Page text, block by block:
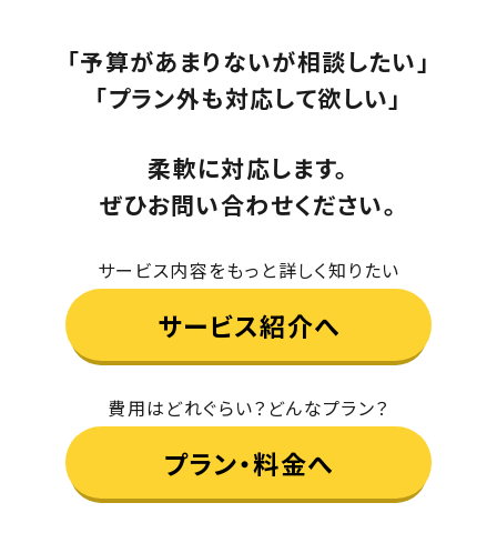
「予算があまりないが相談したい」
「プラン外も対応して欲しい」
柔軟に対応します。
ぜひお問い合わせください。
サービス内容をもっと詳しく知りたい
サービス紹介へ
費用はどれぐらい？どんなプラン？
プラン・料金へ